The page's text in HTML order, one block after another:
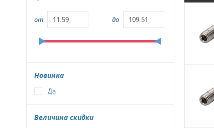
от до
Новинка
Да
Величина скидки